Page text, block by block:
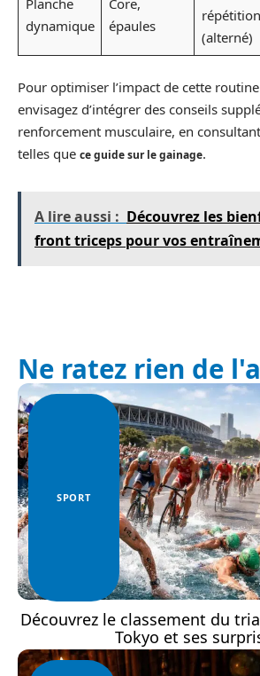
Planche
dynamique
Core,
épaules
(alterné)
Pour optimiser l’impact de cette
envisagez d’intégrer des conseils
renforcement musculaire, en
telles que ce guide sur le gainage.
A lire aussi : Découvrez les
front triceps pour vos
Ne ratez rien de
SPORT
Découvrez le classement du
Tokyo et ses